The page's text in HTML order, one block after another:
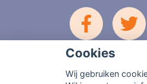
Cookies
Wij gebruiken